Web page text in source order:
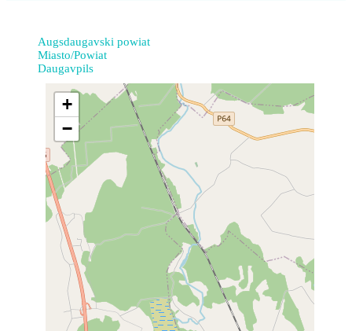
Augsdaugavski powiat
Miasto/Powiat
Daugavpils
+
−